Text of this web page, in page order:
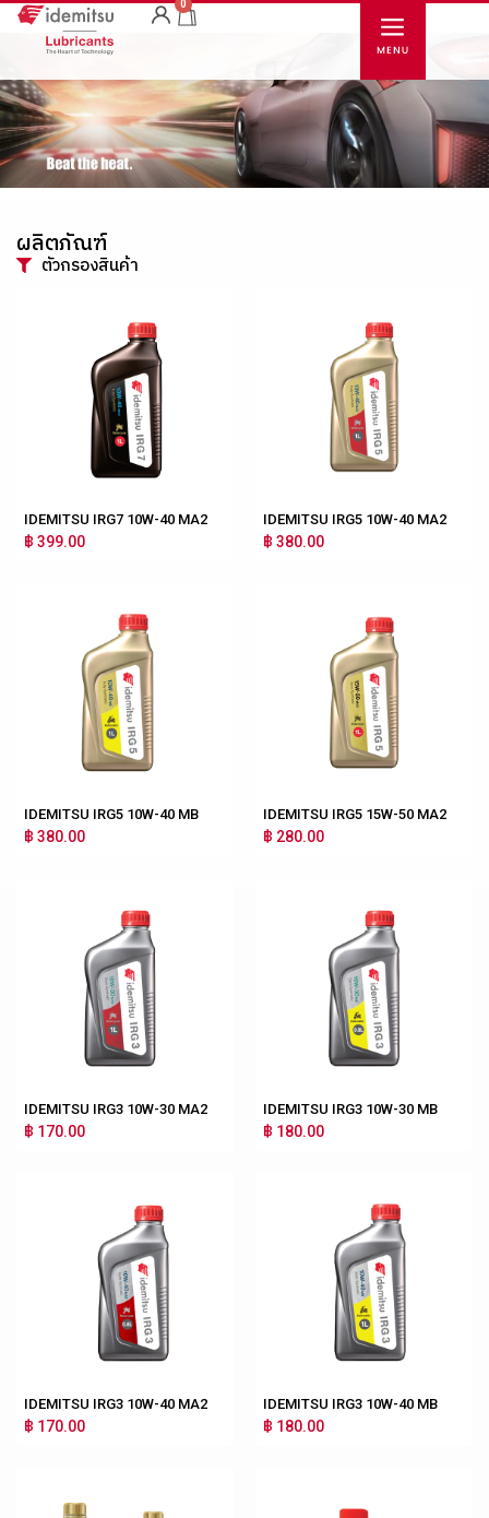
0
ผลิตภัณฑ์
ตัวกรองสินค้า
IDEMITSU IRG7 10W-40 MA2
฿ 399.00
IDEMITSU IRG5 10W-40 MA2
฿ 380.00
IDEMITSU IRG5 10W-40 MB
฿ 380.00
IDEMITSU IRG5 15W-50 MA2
฿ 280.00
IDEMITSU IRG3 10W-30 MA2
฿ 170.00
IDEMITSU IRG3 10W-30 MB
฿ 180.00
IDEMITSU IRG3 10W-40 MA2
฿ 170.00
IDEMITSU IRG3 10W-40 MB
฿ 180.00